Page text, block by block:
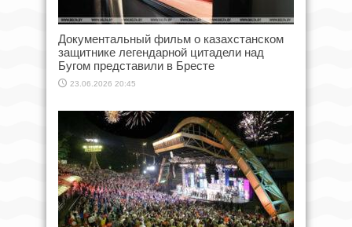
Документальный фильм о казахстанском
защитнике легендарной цитадели над
Бугом представили в Бресте
23.06.2026 20:45